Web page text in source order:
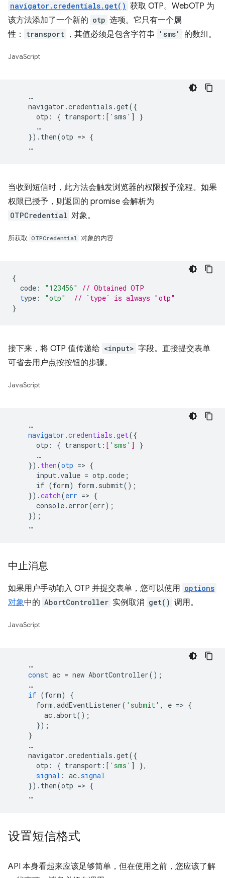
navigator.credentials.get() 获取 OTP。WebOTP 为
该方法添加了一个新的 otp 选项。它只有一个属
性：
transport ，其值必须是包含字符串 'sms' 的数组。
JavaScript
    …
    navigator.credentials.get({
      otp: { transport:['sms'] }
      …
    }).then(otp => {
当收到短信时，此方法会触发浏览器的权限授予流程。如果
权限已授予，则返回的 promise 会解析为
OTPCredential 对象。
所获取 OTPCredential 对象的内容
{
code : "123456"
// Obtained OTP
type : "otp"
// `type` is always "otp"
}
接下来，将 OTP 值传递给 <input> 字段。直接提交表单
可省去用户点按按钮的步骤。
JavaScript
…
navigator .credentials .get({
otp : { transport : [ 'sms' ]
}
…
}) . then(otp => {
input.value = otp.code ;
if (form) form.submit() ;
}) .catch(err => {
console.error(err) ;
});
…
中止消息
如果用户手动输入 OTP 并提交表单，您可以使用 options
对象中的 AbortController 实例取消 get() 调用。
JavaScript
…
const ac = new AbortController();
…
if (form)
{
form .addEventListener( 'submit' , e => {
ac.abort();
});
}
…
navigator .credentials .get({
otp : { transport :[ 'sms' ]
},
signal : ac.signal
}) . then(otp => {
…
设置短信格式
API 本身看起来应该足够简单，但在使用之前，您应该了解